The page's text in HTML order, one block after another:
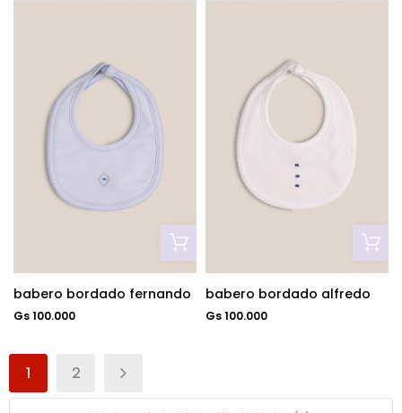
babero bordado fernando
Gs 100.000
babero bordado alfredo
Gs 100.000
1 2